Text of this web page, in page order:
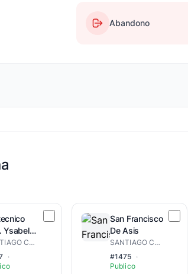
Abandono
Ysabel
SANTIAGO CENTRO-OESTE
·
San Francisco
De Asis
SANTIAGO CENTRO-OESTE
#1475 ·
Publico